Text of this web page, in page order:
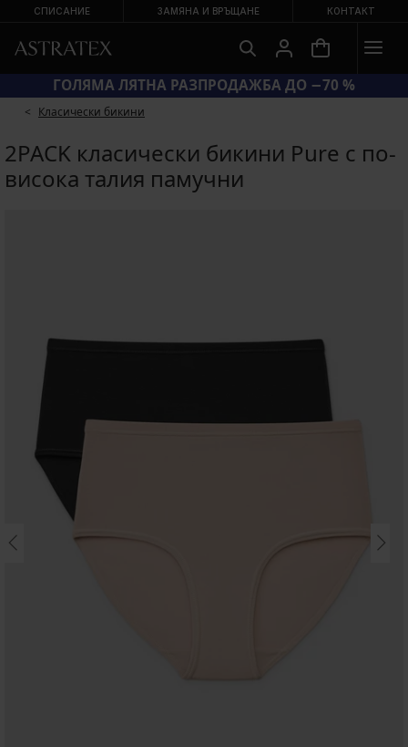
СПИСАНИЕ ЗАМЯНА И ВРЪЩАНЕ КОНТАКТ
КОД BRA20 = СУТИЕНИ −20 %
Класически бикини
2PACK класически бикини Pure с по-
висока талия памучни